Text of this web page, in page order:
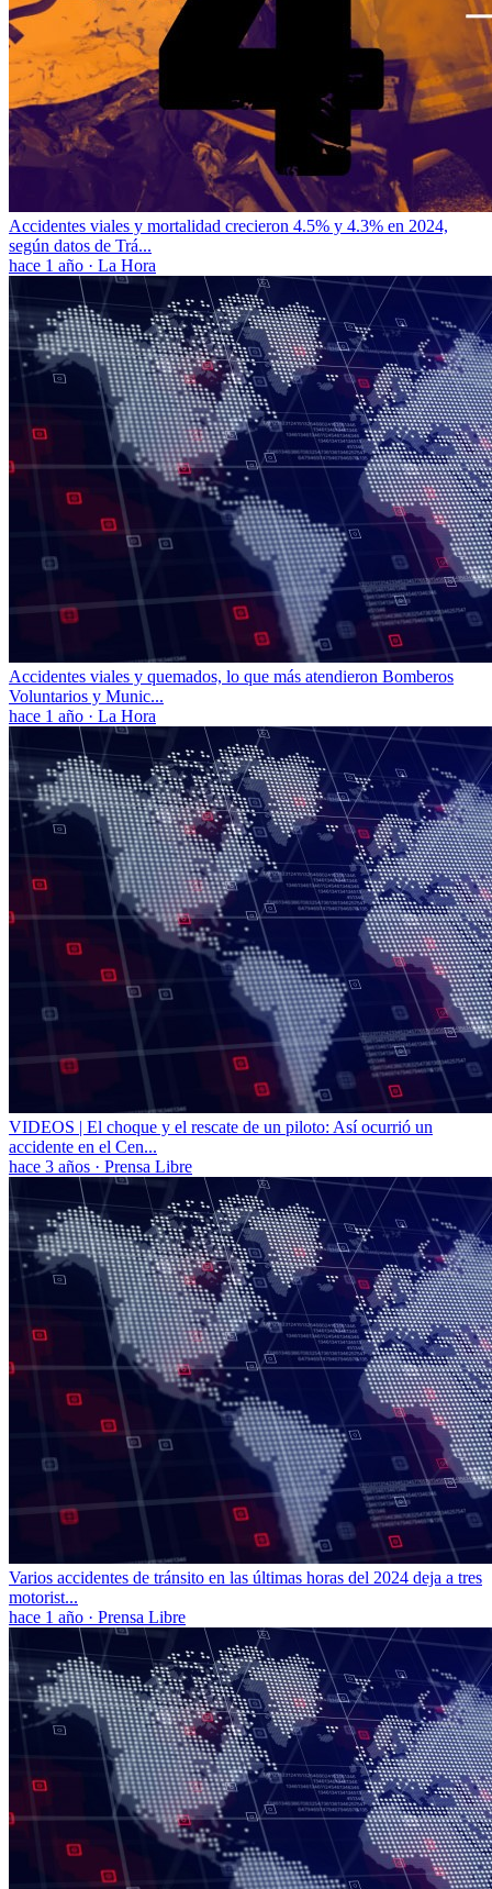
Accidentes viales y mortalidad crecieron 4.5% y 4.3% en 2024,
según datos de Trá...
hace 1 año · La Hora
Accidentes viales y quemados, lo que más atendieron Bomberos
Voluntarios y Munic...
hace 1 año · La Hora
VIDEOS | El choque y el rescate de un piloto: Así ocurrió un
accidente en el Cen...
hace 3 años · Prensa Libre
Varios accidentes de tránsito en las últimas horas del 2024 deja a tres
motorist...
hace 1 año · Prensa Libre